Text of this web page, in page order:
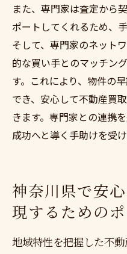
また、専門家は査定から
ポートしてくれるため、
そして、専門家のネット
的な買い手とのマッチン
す。これにより、物件の
でき、安心して不動産買
きます。専門家との連携
成功へと導く手助けを受け
神奈川県で安
現するためのポ
地域特性を把握した不